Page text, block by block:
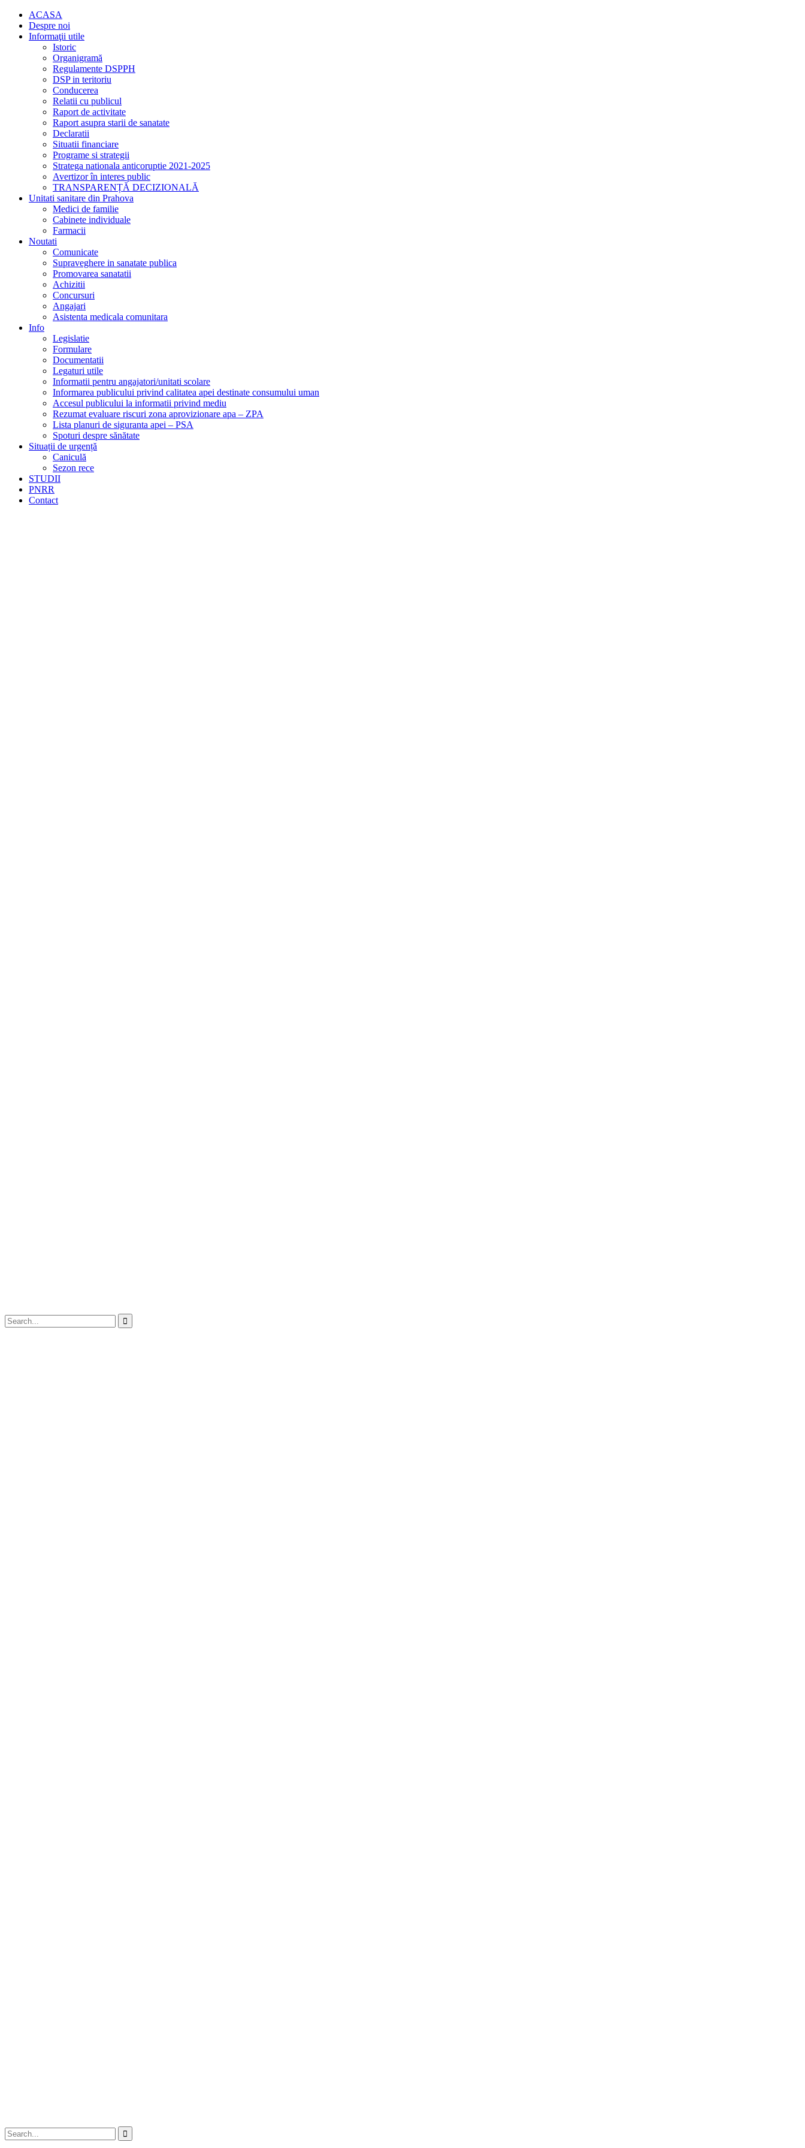
ACASA
Despre noi
Informaţii utile
Istoric
Organigramă
Regulamente DSPPH
DSP in teritoriu
Conducerea
Relatii cu publicul
Raport de activitate
Raport asupra starii de sanatate
Declaratii
Situatii financiare
Programe si strategii
Stratega nationala anticoruptie 2021-2025
Avertizor în interes public
TRANSPARENȚĂ DECIZIONALĂ
Unitati sanitare din Prahova
Medici de familie
Cabinete individuale
Farmacii
Noutati
Comunicate
Supraveghere in sanatate publica
Promovarea sanatatii
Achizitii
Concursuri
Angajari
Asistenta medicala comunitara
Info
Legislatie
Formulare
Documentatii
Legaturi utile
Informatii pentru angajatori/unitati scolare
Informarea publicului privind calitatea apei destinate consumului uman
Accesul publicului la informatii privind mediu
Rezumat evaluare riscuri zona aprovizionare apa – ZPA
Lista planuri de siguranta apei – PSA
Spoturi despre sănătate
Situații de urgență
Caniculă
Sezon rece
STUDII
PNRR
Contact